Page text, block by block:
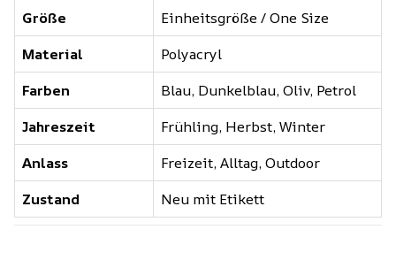
Größe
Einheitsgröße / One Size
Material
Polyacryl
Farben
Blau, Dunkelblau, Oliv, Petrol
Jahreszeit
Frühling, Herbst, Winter
Anlass
Freizeit, Alltag, Outdoor
Zustand
Neu mit Etikett